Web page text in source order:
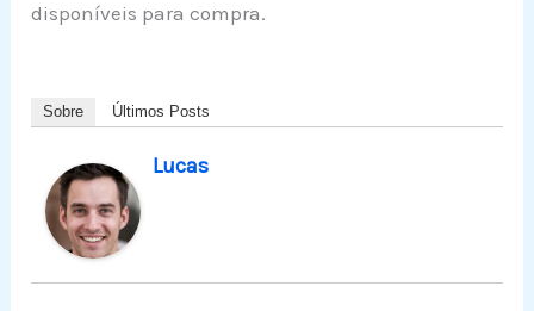
disponíveis para compra.
Sobre Últimos Posts
Lucas